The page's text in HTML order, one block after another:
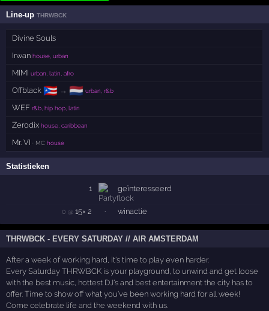
Line-upTHRWBCK
Divine Souls
Irwan house, urban
MIMI urban, latin, afro
Offblack 🇵🇷 → 🇳🇱 urban, r&b
WEF r&b, hip hop, latin
Zerodix house, caribbean
Mr. VI · MC house
Statistieken
1 geïnteresseerd
0 @ 15× 2 · winactie
THRWBCK - EVERY SATURDAY // AIR AMSTERDAM
After a week of working hard, it's time to play even harder.
Every Saturday THRWBCK is your playground, to unwind and get loose
with the best music, hottest DJ's and best entertainment the city has to
offer. Time to show off what you've been working hard for all week!
Come celebrate life and the weekend with us.